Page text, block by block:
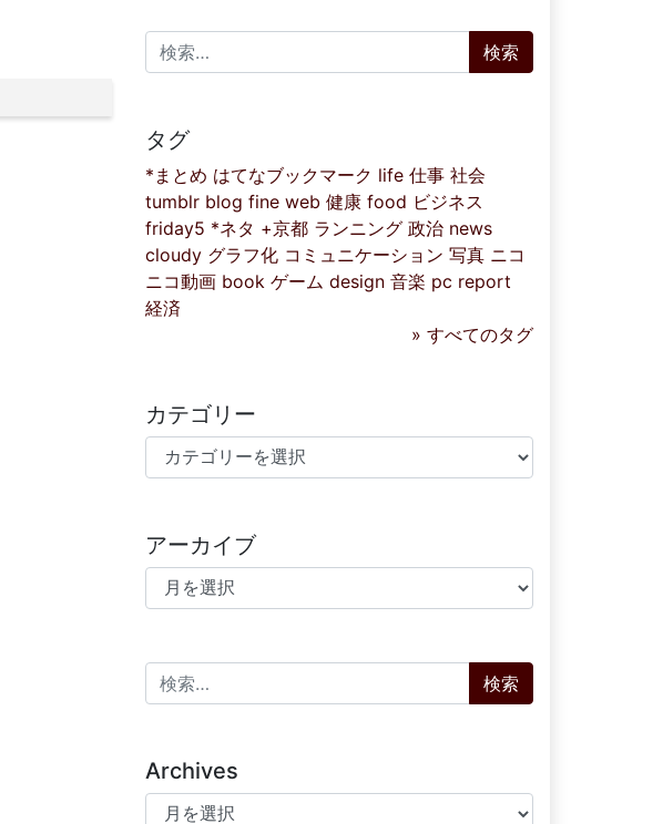
検索:
タグ
*まとめ はてなブックマーク life 仕事 社会
tumblr blog fine web 健康 food ビジネス
friday5 *ネタ +京都 ランニング 政治 news
cloudy グラフ化 コミュニケーション 写真 ニコ
ニコ動画 book ゲーム design 音楽 pc report
経済
» すべてのタグ
カテゴリー
カテゴリー
アーカイブ
アーカイブ
検索:
Archives
Archives